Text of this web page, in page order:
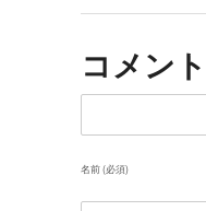
コメン
名前 (必須)